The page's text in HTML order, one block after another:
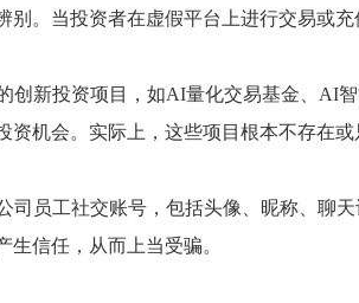
。当投资者在虚假平台上进行交易或充
创新投资项目，如AI量化交易基金、AI
机会。实际上，这些项目根本不存在或
司员工社交账号，包括头像、昵称、聊
信任，从而上当受骗。